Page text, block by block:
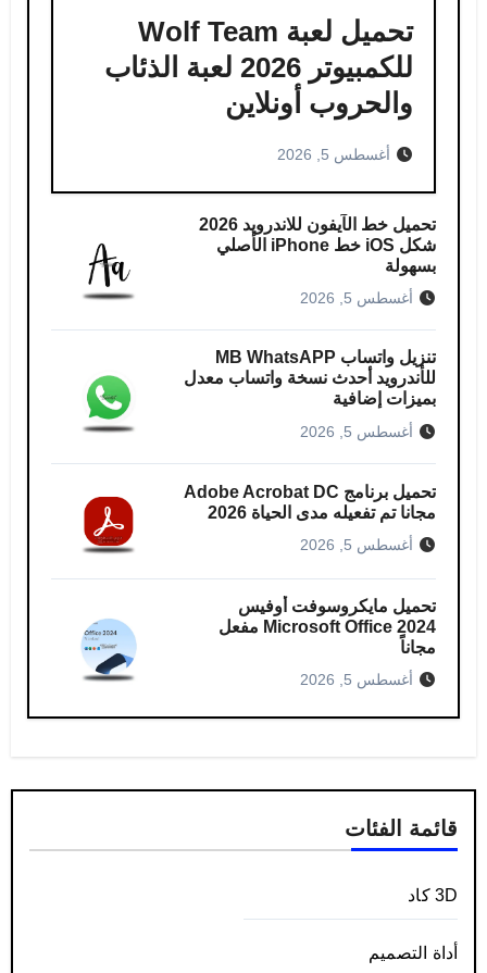
تحميل لعبة Wolf Team
للكمبيوتر 2026 لعبة الذئاب
والحروب أونلاين
أغسطس 5, 2026
تحميل خط الآيفون للاندرويد 2026
شكل iOS خط iPhone الأصلي
بسهولة
أغسطس 5, 2026
تنزيل واتساب MB WhatsAPP
للأندرويد أحدث نسخة واتساب معدل
بميزات إضافية
أغسطس 5, 2026
تحميل برنامج Adobe Acrobat DC
مجانا تم تفعيله مدى الحياة 2026
أغسطس 5, 2026
تحميل مايكروسوفت أوفيس
Microsoft Office 2024 مفعل
مجاناً
أغسطس 5, 2026
قائمة الفئات
3D كاد
أداة التصميم